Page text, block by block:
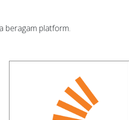
beragam platform.